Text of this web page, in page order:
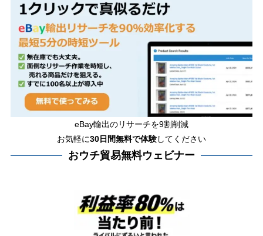
eBay輸出のリサーチを9割削減
お気軽に30日間無料で体験してください
おウチ貿易無料ウェビナー